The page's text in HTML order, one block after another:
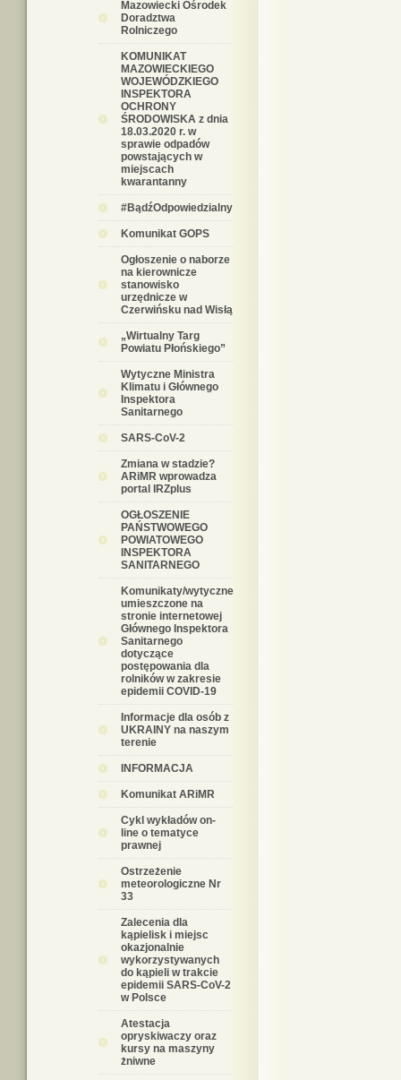
Mazowiecki Ośrodek
Doradztwa
Rolniczego
KOMUNIKAT
MAZOWIECKIEGO
WOJEWÓDZKIEGO
INSPEKTORA
OCHRONY
ŚRODOWISKA z dnia
18.03.2020 r. w
sprawie odpadów
powstających w
miejscach
kwarantanny
#BądźOdpowiedzialny
Komunikat GOPS
Ogłoszenie o naborze
na kierownicze
stanowisko
urzędnicze w
Czerwińsku nad Wisłą
„Wirtualny Targ
Powiatu Płońskiego”
Wytyczne Ministra
Klimatu i Głównego
Inspektora
Sanitarnego
SARS-CoV-2
Zmiana w stadzie?
ARiMR wprowadza
portal IRZplus
OGŁOSZENIE
PAŃSTWOWEGO
POWIATOWEGO
INSPEKTORA
SANITARNEGO
Komunikaty/wytyczne
umieszczone na
stronie internetowej
Głównego Inspektora
Sanitarnego
dotyczące
postępowania dla
rolników w zakresie
epidemii COVID-19
Informacje dla osób z
UKRAINY na naszym
terenie
INFORMACJA
Komunikat ARiMR
Cykl wykładów on-
line o tematyce
prawnej
Ostrzeżenie
meteorologiczne Nr
33
Zalecenia dla
kąpielisk i miejsc
okazjonalnie
wykorzystywanych
do kąpieli w trakcie
epidemii SARS-CoV-2
w Polsce
Atestacja
opryskiwaczy oraz
kursy na maszyny
żniwne